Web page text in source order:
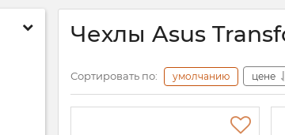
Чехлы Asus
Сортировать по: умолчанию цене